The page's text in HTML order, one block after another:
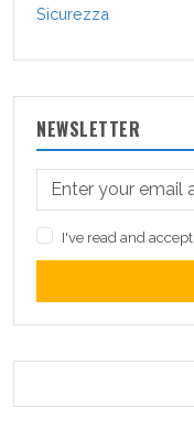
Sicurezza
NEWSLETTER
I've read and accept